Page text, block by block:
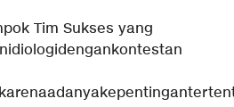
Tim Sukses yang